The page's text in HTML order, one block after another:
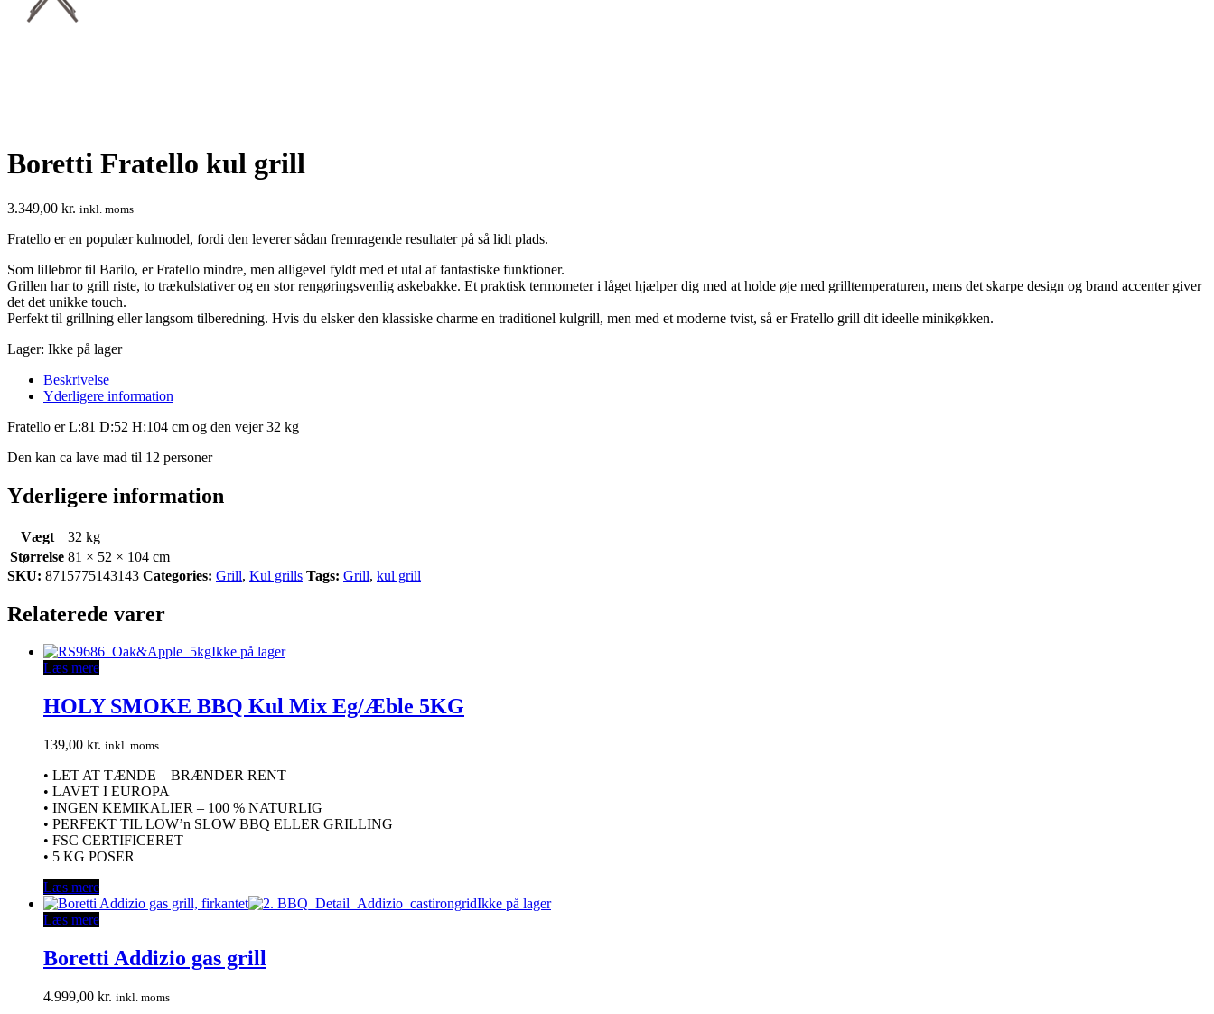
Boretti Fratello kul grill
3.349,00 kr. inkl. moms
Fratello er en populær kulmodel, fordi den leverer sådan fremragende resultater på så lidt plads.
Som lillebror til Barilo, er Fratello mindre, men alligevel fyldt med et utal af fantastiske funktioner.
Grillen har to grill riste, to trækulstativer og en stor rengøringsvenlig askebakke. Et praktisk termometer i låget hjælper dig med at holde øje med grilltemperaturen, mens det skarpe design og brand accenter giver
det det unikke touch.
Perfekt til grillning eller langsom tilberedning. Hvis du elsker den klassiske charme en traditionel kulgrill, men med et moderne tvist, så er Fratello grill dit ideelle minikøkken.
Lager: Ikke på lager
Beskrivelse
Yderligere information
Fratello er L:81 D:52 H:104 cm og den vejer 32 kg
Den kan ca lave mad til 12 personer
Yderligere information
Vægt
32 kg
Størrelse 81 × 52 × 104 cm
SKU: 8715775143143 Categories: Grill, Kul grills Tags: Grill, kul grill
Relaterede varer
Ikke på lager
Læs mere
HOLY SMOKE BBQ Kul Mix Eg/Æble 5KG
139,00 kr. inkl. moms
• LET AT TÆNDE – BRÆNDER RENT
• LAVET I EUROPA
• INGEN KEMIKALIER – 100 % NATURLIG
• PERFEKT TIL LOW’n SLOW BBQ ELLER GRILLING
• FSC CERTIFICERET
• 5 KG POSER
Læs mere
Ikke på lager
Læs mere
Boretti Addizio gas grill
4.999,00 kr. inkl. moms